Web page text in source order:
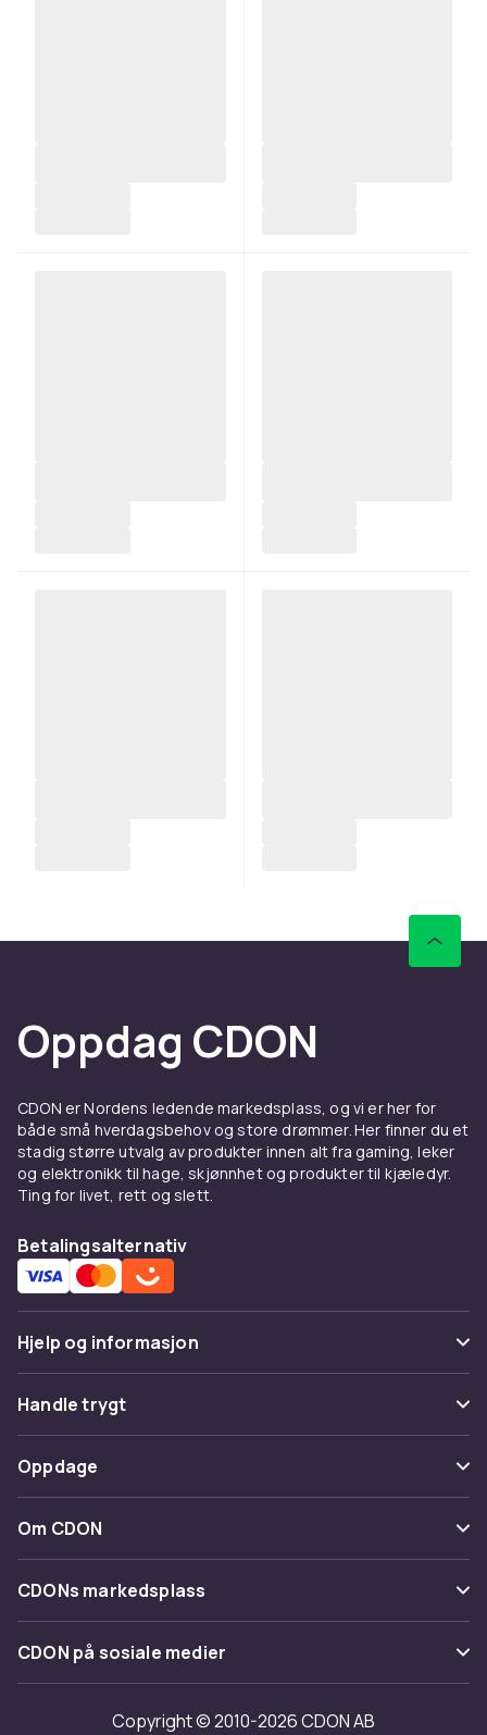
Oppdag CDON
CDON er Nordens ledende markedsplass, og vi er her for
både små hverdagsbehov og store drømmer. Her finner du et
stadig større utvalg av produkter innen alt fra gaming, leker
og elektronikk til hage, skjønnhet og produkter til kjæledyr.
Ting for livet, rett og slett.
Betalingsalternativ
Hjelp og informasjon
Vanlige spørsmål
Spor pakke
Angre & returner her
Kontakt oss
Handle trygt
Betaling
Levering
Tilbakekallinger
Oppdage
Kategorier
Varemerker
Om CDON
Om oss
Kundeanmeldelser
Jobbe på CDON
Investor relations
CDONs markedsplass
Merchant Help Center
CDON på sosiale medier
Copyright © 2010-2026 CDON AB